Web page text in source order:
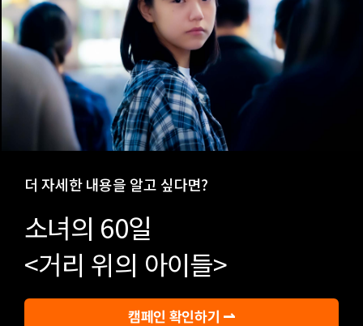
더 자세한 내용을 알고 싶다면?
소녀의 60일
<거리 위의 아이들>
캠페인 확인하기